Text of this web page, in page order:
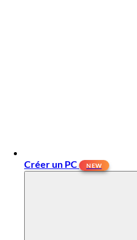
Créer un PC NEW